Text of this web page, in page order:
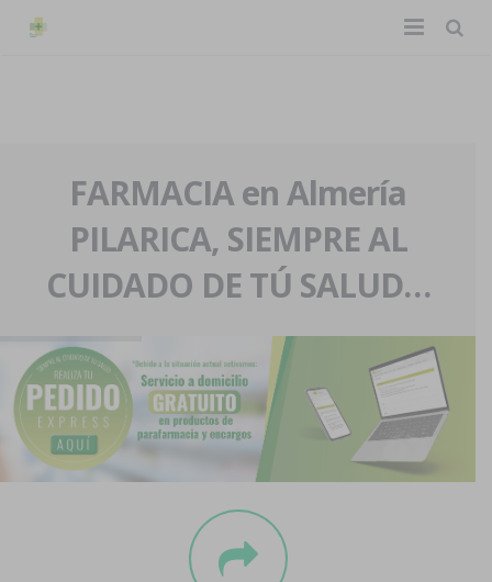
La farmacia
Nuestra historia
Nuestro equipo
Eventos
Servicios y reservas
Pedidos express
Blog
Contacto
Boletín
FARMACIA en Almería
PILARICA, SIEMPRE AL
CUIDADO DE TÚ SALUD…